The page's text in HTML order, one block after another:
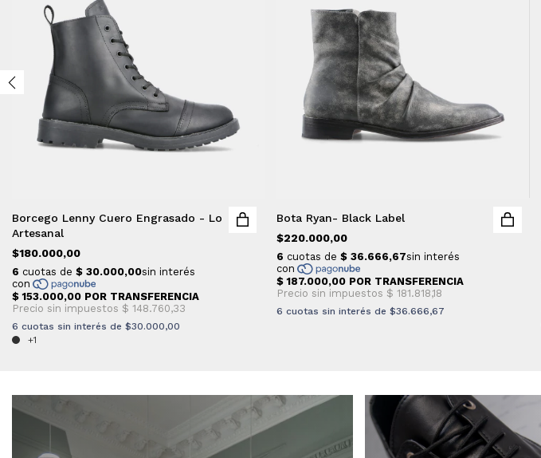
Borcego Lenny Cuero Engrasado - Lo
Artesanal
$180.000,00
6 cuotas sin interés de $30.000,00
+1
Bota Ryan- Black Label
$220.000,00
6 cuotas sin interés de$36.666,67